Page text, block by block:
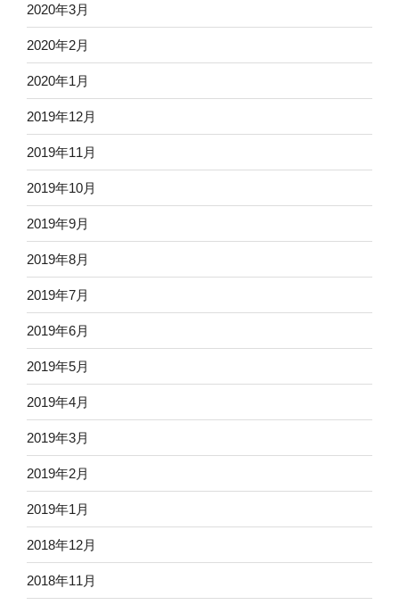
2020年3月
2020年2月
2020年1月
2019年12月
2019年11月
2019年10月
2019年9月
2019年8月
2019年7月
2019年6月
2019年5月
2019年4月
2019年3月
2019年2月
2019年1月
2018年12月
2018年11月